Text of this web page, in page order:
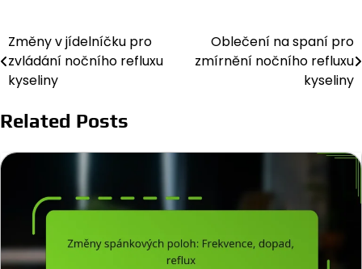
Post
navigation
Změny v jídelníčku pro
zvládání nočního refluxu
kyseliny
Oblečení na spaní pro
zmírnění nočního refluxu
kyseliny
Related Posts